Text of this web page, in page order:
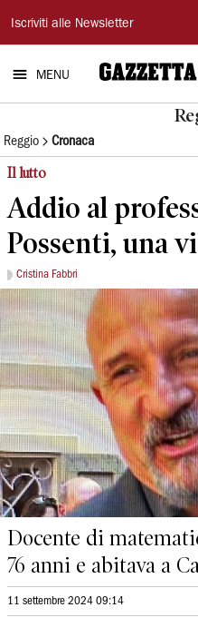
Gazzetta
di
Reggio
Iscriviti alle Newsletter
MENU
Reggio Cronaca
Il lutto
Addio al
Possenti, una
Cristina Fabbri
Docente di
76 anni e abitava a
11 settembre 2024 09:14